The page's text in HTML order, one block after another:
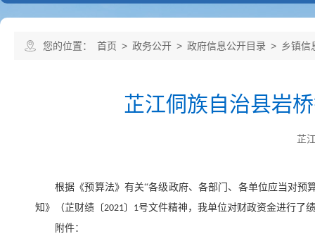
您的位置： 首页 > 政务公开 > 政府信息公开目录 > 乡镇信
芷江侗族自治县岩
芷
根据《预算法》有关“各级政府、各部门、各单位应当对预
知》（芷财绩〔2021〕 1号文件精神，我单位对财政资金进行了
附件：